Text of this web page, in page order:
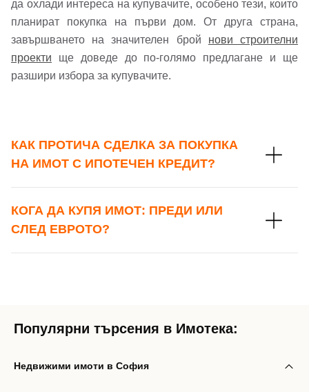
Вход с Google
Вход с Facebook
да охлади интереса на купувачите, особено тези, които
планират покупка на първи дом. От друга страна,
завършването на значителен брой нови строителни
проекти ще доведе до по-голямо предлагане и ще
разшири избора за купувачите.
КАК ПРОТИЧА СДЕЛКА ЗА ПОКУПКА
НА ИМОТ С ИПОТЕЧЕН КРЕДИТ?
КОГА ДА КУПЯ ИМОТ: ПРЕДИ ИЛИ
СЛЕД ЕВРОТО?
Популярни търсения в Имотека:
Недвижими имоти в София